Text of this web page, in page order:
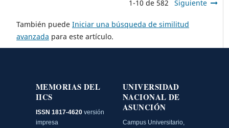
1-10 de 582 Siguiente
También puede Iniciar una búsqueda de similitud
avanzada para este artículo.
MEMORIAS DEL
IICS
ISSN 1817-4620 versión
impresa
UNIVERSIDAD
NACIONAL DE
ASUNCIÓN
Campus Universitario,